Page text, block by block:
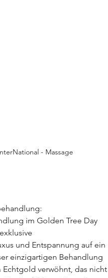
- Massage
im Golden Tree Day
und Entspannung auf ein
einzigartigen Behandlung
verwöhnt, das